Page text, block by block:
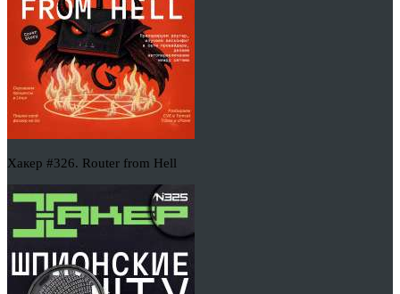
Хакер #326. Router from Hell